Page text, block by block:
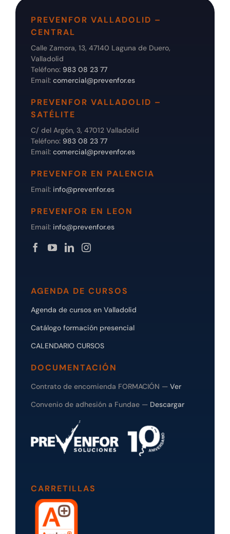
PREVENFOR VALLADOLID –
CENTRAL
Calle Zamora, 13, 47140 Laguna de Duero,
Valladolid
Teléfono: 983 08 23 77
Email: comercial@prevenfor.es
PREVENFOR VALLADOLID –
SATÉLITE
C/ del Argón, 3, 47012 Valladolid
Teléfono: 983 08 23 77
Email: comercial@prevenfor.es
PREVENFOR EN PALENCIA
Email: info@prevenfor.es
PREVENFOR EN LEON
Email: info@prevenfor.es
AGENDA DE CURSOS
Agenda de cursos en Valladolid
Catálogo formación presencial
CALENDARIO CURSOS
DOCUMENTACIÓN
Contrato de encomienda FORMACIÓN — Ver
Convenio de adhesión a Fundae — Descargar
CARRETILLAS